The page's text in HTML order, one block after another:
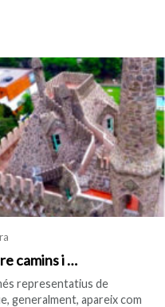
camins i …
representatius de
generalment, apareix com